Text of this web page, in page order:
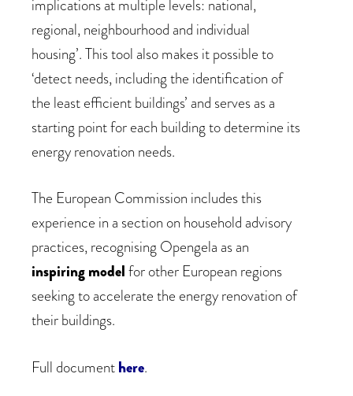
implications at multiple levels: national,
regional, neighbourhood and individual
housing’. This tool also makes it possible to
‘detect needs, including the identification of
the least efficient buildings’ and serves as a
starting point for each building to determine its
energy renovation needs.
The European Commission includes this
experience in a section on household advisory
practices, recognising Opengela as an
inspiring modelfor other European regions
seeking to accelerate the energy renovation of
their buildings.
Full documenthere.